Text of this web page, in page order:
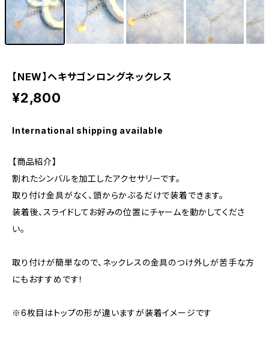
【NEW】ヘキサゴンロングネックレス
¥2,800
International shipping available
【商品紹介】
割れたシンバルを加工したアクセサリーです。
取り付け金具がなく、頭からかぶるだけで装着できます。
装着後、スライドしてお好みの位置にチャームを動かしてくださ
い。
取り付けが簡単なので、ネックレスの金具のつけ外しが苦手な方
にもおすすめです！
※6枚目はトップの形が違いますが装着イメージです